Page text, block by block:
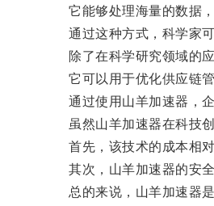
它能够处理海量的数据，
通过这种方式，科学家可
除了在科学研究领域的应
它可以用于优化供应链管
通过使用山羊加速器，企
虽然山羊加速器在科技创
首先，该技术的成本相对
其次，山羊加速器的安全
总的来说，山羊加速器是